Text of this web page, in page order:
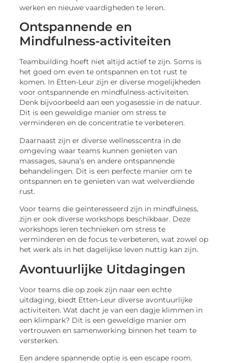
werken en nieuwe vaardigheden te leren.
Ontspannende en
Mindfulness-activiteiten
Teambuilding hoeft niet altijd actief te zijn. Soms is
het goed om even te ontspannen en tot rust te
komen. In Etten-Leur zijn er diverse mogelijkheden
voor ontspannende en mindfulness-activiteiten.
Denk bijvoorbeeld aan een yogasessie in de natuur.
Dit is een geweldige manier om stress te
verminderen en de concentratie te verbeteren.
Daarnaast zijn er diverse wellnesscentra in de
omgeving waar teams kunnen genieten van
massages, sauna’s en andere ontspannende
behandelingen. Dit is een perfecte manier om te
ontspannen en te genieten van wat welverdiende
rust.
Voor teams die geïnteresseerd zijn in mindfulness,
zijn er ook diverse workshops beschikbaar. Deze
workshops leren technieken om stress te
verminderen en de focus te verbeteren, wat zowel op
het werk als in het dagelijkse leven nuttig kan zijn.
Avontuurlijke Uitdagingen
Voor teams die op zoek zijn naar een echte
uitdaging, biedt Etten-Leur diverse avontuurlijke
activiteiten. Wat dacht je van een dagje klimmen in
een klimpark? Dit is een geweldige manier om
vertrouwen en samenwerking binnen het team te
versterken.
Een andere spannende optie is een escape room.